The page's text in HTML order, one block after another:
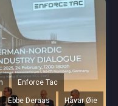
Enforce Tac
Ebbe Deraas Håvar Øie